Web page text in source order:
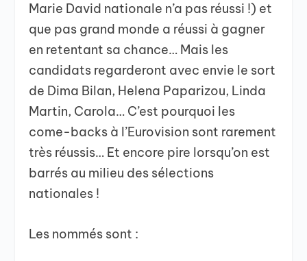
Marie David nationale n’a pas réussi !) et
que pas grand monde a réussi à gagner
en retentant sa chance… Mais les
candidats regarderont avec envie le sort
de Dima Bilan, Helena Paparizou, Linda
Martin, Carola… C’est pourquoi les
come-backs à l’Eurovision sont rarement
très réussis… Et encore pire lorsqu’on est
barrés au milieu des sélections
nationales !
Les nommés sont :